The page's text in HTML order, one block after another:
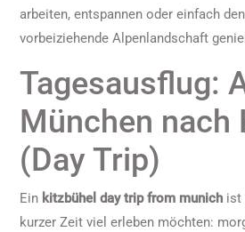
arbeiten, entspannen oder einfach
vorbeiziehende Alpenlandschaft
Tagesausflug:
München nach
(Day Trip)
Ein kitzbühel day trip from munich ist
kurzer Zeit viel erleben möchten: